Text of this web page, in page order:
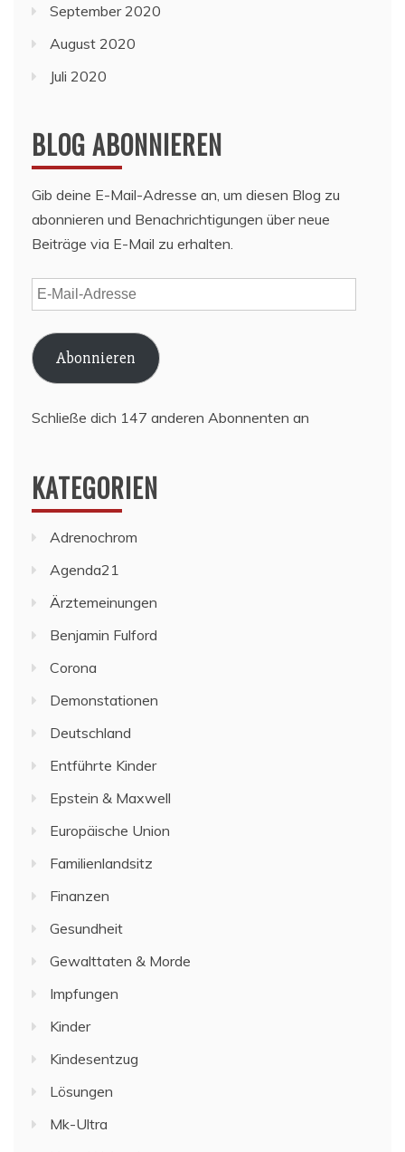
September 2020
August 2020
Juli 2020
BLOG ABONNIEREN
Gib deine E-Mail-Adresse an, um diesen Blog zu
abonnieren und Benachrichtigungen über neue
Beiträge via E-Mail zu erhalten.
E-
Mail-
Adresse
Abonnieren
Schließe dich 147 anderen Abonnenten an
KATEGORIEN
Adrenochrom
Agenda21
Ärztemeinungen
Benjamin Fulford
Corona
Demonstationen
Deutschland
Entführte Kinder
Epstein & Maxwell
Europäische Union
Familienlandsitz
Finanzen
Gesundheit
Gewalttaten & Morde
Impfungen
Kinder
Kindesentzug
Lösungen
Mk-Ultra